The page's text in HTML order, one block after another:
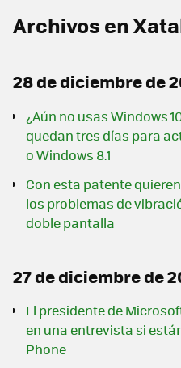
Archivos en
28 de diciembre de
¿Aún no usas Windows
quedan tres días para
o Windows 8.1
Con esta patente
los problemas de
doble pantalla
27 de diciembre de
El presidente de
en una entrevista si
Phone